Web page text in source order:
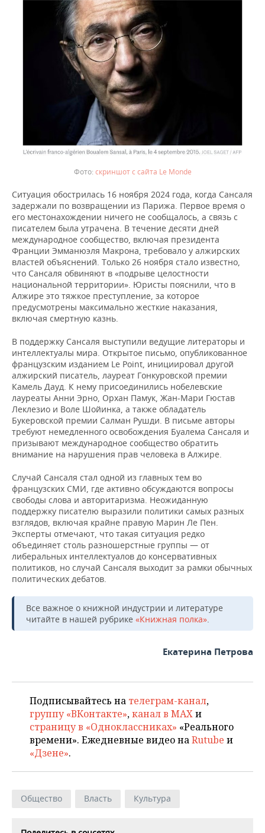
скриншот с сайта Le Monde
Ситуация обострилась 16 ноября 2024 года, когда Сансаля
задержали по возвращении из Парижа. Первое время о
его местонахождении ничего не сообщалось, а связь с
писателем была утрачена. В течение десяти дней
международное сообщество, включая президента
Франции Эмманюэля Макрона, требовало у алжирских
властей объяснений. Только 26 ноября стало известно,
что Сансаля обвиняют в «подрыве целостности
национальной территории». Юристы пояснили, что в
Алжире это тяжкое преступление, за которое
предусмотрены максимально жесткие наказания,
включая смертную казнь.
В поддержку Сансаля выступили ведущие литераторы и
интеллектуалы мира. Открытое письмо, опубликованное
французским изданием Le Point, инициировал другой
алжирский писатель, лауреат Гонкуровской премии
Камель Дауд. К нему присоединились нобелевские
лауреаты Анни Эрно, Орхан Памук, Жан-Мари Гюстав
Леклезио и Воле Шойинка, а также обладатель
Букеровской премии Салман Рушди. В письме авторы
требуют немедленного освобождения Буалема Сансаля и
призывают международное сообщество обратить
внимание на нарушения прав человека в Алжире.
Случай Сансаля стал одной из главных тем во
французских СМИ, где активно обсуждаются вопросы
свободы слова и авторитаризма. Неожиданную
поддержку писателю выразили политики самых разных
взглядов, включая крайне правую Марин Ле Пен.
Эксперты отмечают, что такая ситуация редко
объединяет столь разношерстные группы — от
либеральных интеллектуалов до консервативных
политиков, но случай Сансаля выходит за рамки обычных
политических дебатов.
Все важное о книжной индустрии и литературе
читайте в нашей рубрике «Книжная полка».
Екатерина Петрова
Подписывайтесь на телеграм-канал,
группу «ВКонтакте»,канал в MAXи
страницу в «Одноклассниках» «Реального
времени». Ежедневные видео наRutube и
«Дзене».
Общество Власть Культура